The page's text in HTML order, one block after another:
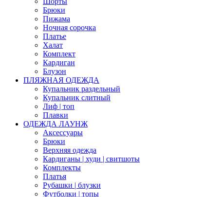
Брюки
Пижама
Ночная сорочка
Платье
Халат
Комплект
Кардиган
Блузон
ПЛЯЖНАЯ ОДЕЖДА
Купальник раздельный
Купальник слитный
Лиф | топ
Плавки
ОДЕЖДА ЛАУНЖ
Аксессуары
Брюки
Верхняя одежда
Кардиганы | худи | свитшоты
Комплекты
Платья
Рубашки | блузки
Футболки | топы